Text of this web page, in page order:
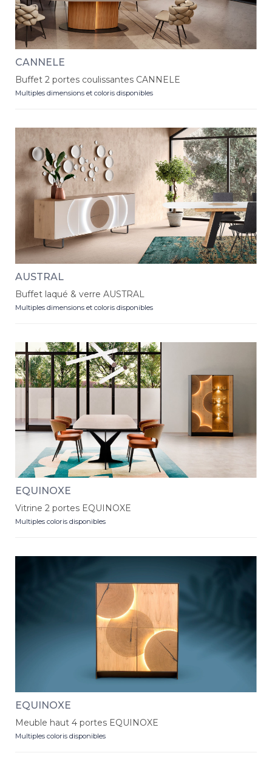
CANNELE
Buffet 2 portes coulissantes CANNELE
Multiples dimensions et coloris disponibles
AUSTRAL
Buffet laqué & verre AUSTRAL
Multiples dimensions et coloris disponibles
EQUINOXE
Vitrine 2 portes EQUINOXE
Multiples coloris disponibles
EQUINOXE
Meuble haut 4 portes EQUINOXE
Multiples coloris disponibles